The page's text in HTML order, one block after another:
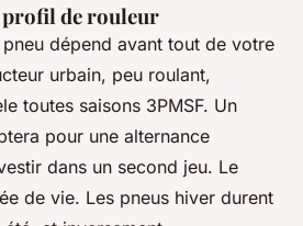
de rouleur
dépend avant tout de votre
urbain, peu roulant,
toutes saisons 3PMSF. Un
pour une alternance
dans un second jeu. Le
de vie. Les pneus hiver durent